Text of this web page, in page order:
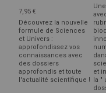
7,95 €
Découvrez la nouvelle
formule de Sciences
et Univers :
approfondissez vos
connaissances avec
des dossiers
approfondis et toute
l'actualité scientifique !
et
la "